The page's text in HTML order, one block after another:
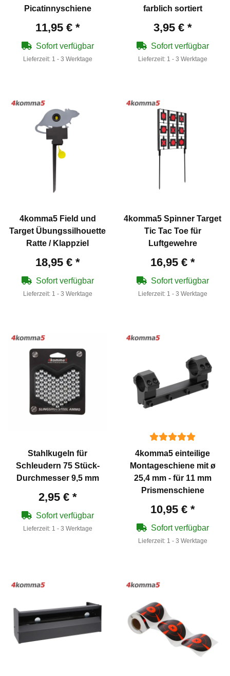
Picatinnyschiene
11,95 € *
Sofort verfügbar
Lieferzeit: 1 - 3 Werktage
farblich sortiert
3,95 € *
Sofort verfügbar
Lieferzeit: 1 - 3 Werktage
4komma5 Field und
Target Übungssilhouette
Ratte / Klappziel
18,95 € *
Sofort verfügbar
Lieferzeit: 1 - 3 Werktage
4komma5 Spinner Target
Tic Tac Toe für
Luftgewehre
16,95 € *
Sofort verfügbar
Lieferzeit: 1 - 3 Werktage
Stahlkugeln für
Schleudern 75 Stück-
Durchmesser 9,5 mm
2,95 € *
Sofort verfügbar
Lieferzeit: 1 - 3 Werktage
4komma5 einteilige
Montageschiene mit ø
25,4 mm - für 11 mm
Prismenschiene
10,95 € *
Sofort verfügbar
Lieferzeit: 1 - 3 Werktage